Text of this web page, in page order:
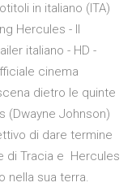
in italiano (ITA)
Hercules - Il
italiano - HD -
cinema
dietro le quinte
(Dwayne Johnson)
di dare termine
di Tracia e Hercules
nella sua terra.